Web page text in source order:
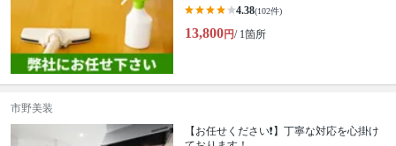
4.38(102件)
13,800円/ 1箇所
市野美装
【お任せください❗️】丁寧な対応を心掛け